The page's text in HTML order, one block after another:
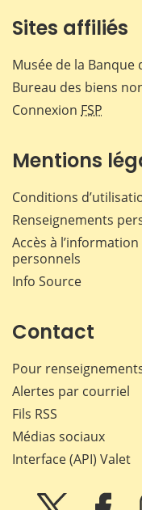
Sites affiliés
Musée de la Banque
Bureau des biens
Connexion FSP
Mentions
Conditions
Renseignements
Accès à
personnels
Info Source
Contact
Pour
Alertes par courriel
Fils RSS
Médias sociaux
Interface (API) Valet